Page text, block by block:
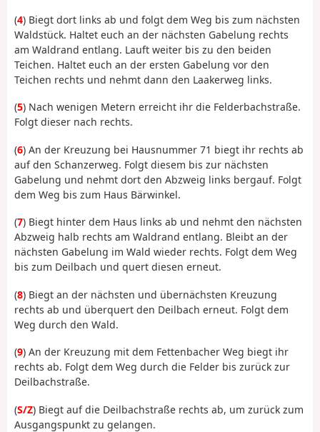
(4) Biegt dort links ab und folgt dem Weg bis zum nächsten
Waldstück. Haltet euch an der nächsten Gabelung rechts
am Waldrand entlang. Lauft weiter bis zu den beiden
Teichen. Haltet euch an der ersten Gabelung vor den
Teichen rechts und nehmt dann den Laakerweg links.
(5) Nach wenigen Metern erreicht ihr die Felderbachstraße.
Folgt dieser nach rechts.
(6) An der Kreuzung bei Hausnummer 71 biegt ihr rechts ab
auf den Schanzerweg. Folgt diesem bis zur nächsten
Gabelung und nehmt dort den Abzweig links bergauf. Folgt
dem Weg bis zum Haus Bärwinkel.
(7) Biegt hinter dem Haus links ab und nehmt den nächsten
Abzweig halb rechts am Waldrand entlang. Bleibt an der
nächsten Gabelung im Wald wieder rechts. Folgt dem Weg
bis zum Deilbach und quert diesen erneut.
(8) Biegt an der nächsten und übernächsten Kreuzung
rechts ab und überquert den Deilbach erneut. Folgt dem
Weg durch den Wald.
(9) An der Kreuzung mit dem Fettenbacher Weg biegt ihr
rechts ab. Folgt dem Weg durch die Felder bis zurück zur
Deilbachstraße.
(S/Z) Biegt auf die Deilbachstraße rechts ab, um zurück zum
Ausgangspunkt zu gelangen.